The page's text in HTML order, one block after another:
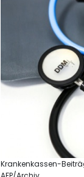
Krankenkassen-